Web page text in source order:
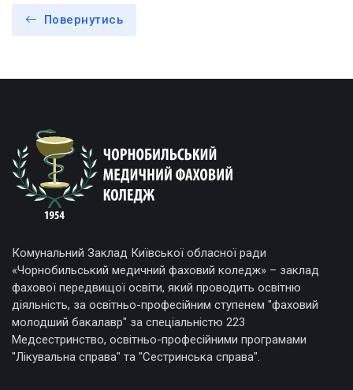
Повернутись
Комунальний Заклад Київської обласної ради
«Чорнобильський медичний фаховий коледж» – заклад
фахової передвищої освіти, який проводить освітню
діяльність, за освітньо-професійним ступенем "фаховий
молодший бакалавр" за спеціальністю 223
Медсестринство, освітньо-професійними програмами
"Лікувальна справа" та "Сестринська справа".